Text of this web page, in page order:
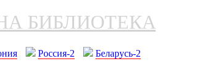
БИБЛИОТЕКА
Россия-2
Беларусь-2